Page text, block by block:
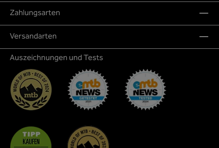
Zahlungsarten
Versandarten
Auszeichnungen und Tests